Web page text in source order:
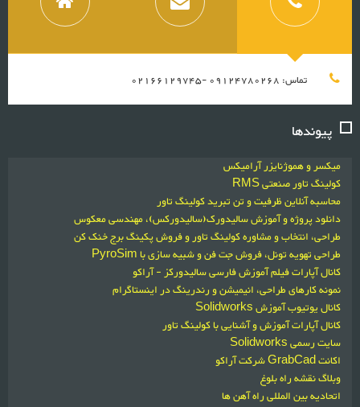
تماس: 09124780268 -02166129745
پیوندها
میکسر و هموژنایزر آرامیکس
کولینگ تاور صنعتی RMS
محاسبه آنلاین ظرفیت و تن تبرید کولینگ تاور
دانلود پروژه و آموزش سالیدورک(سالیدورکس)، مهندسی معکوس
طراحی، انتخاب و مشاوره کولینگ تاور و فروش پکینگ برج خنک کن
طراحی تهویه تونل، فروش جت فن و شبیه سازی با PyroSim
کانال آپارات فیلم آموزش فارسی سالیدورکز - آراکو
نمونه کارهای طراحی، انیمیشن و رندرینگ در اینستاگرام
کانال یوتیوب آموزش Solidworks
کانال آپارات آموزش و آشنایی با کولینگ تاور
سایت رسمی Solidworks
اکانت GrabCad شرکت آراکو
وبلاگ نقشه راه بلوغ
اتحادیه بین المللی راه آهن ها